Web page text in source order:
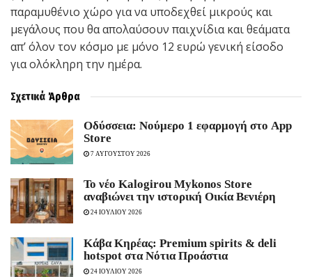
παραμυθένιο χώρο για να υποδεχθεί μικρούς και
μεγάλους που θα απολαύσουν παιχνίδια και θεάματα
απ’ όλον τον κόσμο με μόνο 12 ευρώ γενική είσοδο
για ολόκληρη την ημέρα.
Σχετικά Άρθρα
Οδύσσεια: Νούμερο 1 εφαρμογή στο App
Store
7 ΑΥΓΟΥΣΤΟΥ 2026
Το νέο Kalogirou Mykonos Store
αναβιώνει την ιστορική Οικία Βενιέρη
24 ΙΟΥΛΙΟΥ 2026
Κάβα Κηρέας: Premium spirits & deli
hotspot στα Νότια Προάστια
24 ΙΟΥΛΙΟΥ 2026